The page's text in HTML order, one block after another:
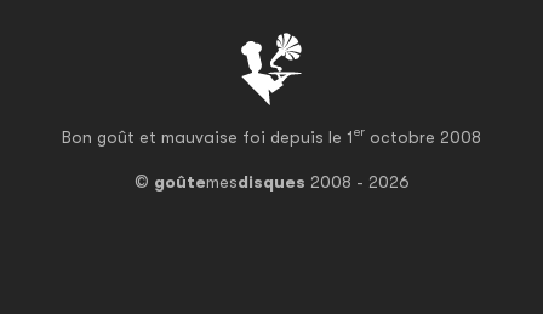
Bon goût et mauvaise foi depuis le 1er octobre 2008
© goûtemesdisques 2008 - 2026